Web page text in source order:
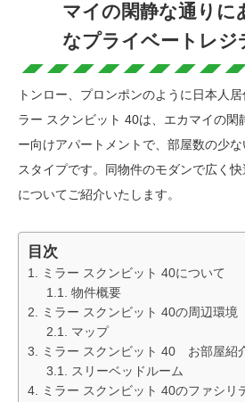
マイの閑静な通りに
なプライベートレジ
トンロー、プロンポンのように日本人
ラー スクンビット 40は、エカマイの閑
ー向けアパートメントで、部屋数の少
スタイプです。同物件のモダンで広く
についてご紹介いたします。
目次
ミラー スクンビット 40について
物件概要
ミラー スクンビット 40の周辺環境
マップ
ミラー スクンビット 40 お部屋紹
スリーベッドルーム
ミラー スクンビット 40のファシリ